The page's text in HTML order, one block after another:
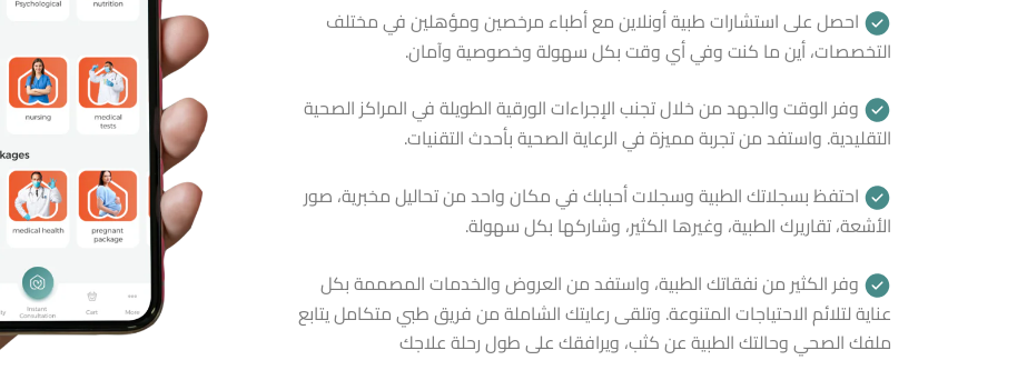
احصل على استشارات طبية أونلاين مع أطباء مرخصين ومؤهلين في مختلف
التخصصات، أين ما كنت وفي أي وقت بكل سهولة وخصوصية وآمان.
وفر الوقت والجهد من خلال تجنب الإجراءات الورقية الطويلة في المراكز الصحية
التقليدية. واستفد من تجربة مميزة في الرعاية الصحية بأحدث التقنيات.
احتفظ بسجلاتك الطبية وسجلات أحبابك في مكان واحد من تحاليل مخبرية، صور
الأشعة، تقاريرك الطبية، وغيرها الكثير، وشاركها بكل سهولة.
وفر الكثير من نفقاتك الطبية، واستفد من العروض والخدمات المصممة بكل
عناية لتلائم الاحتياجات المتنوعة. وتلقى رعايتك الشاملة من فريق طبي متكامل يتابع
ملفك الصحي وحالتك الطبية عن كثب، ويرافقك على طول رحلة علاجك